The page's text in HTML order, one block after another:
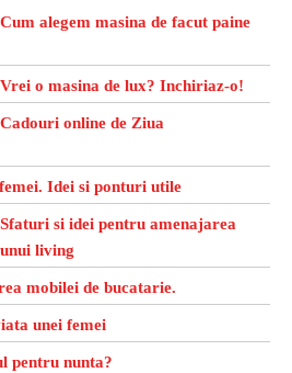
Cum alegem masina de facut paine
Vrei o masina de lux? Inchiriaz-o!
Cadouri online de Ziua
Idei si ponturi utile
Sfaturi si idei pentru amenajarea
unui living
mobilei de bucatarie.
unei femei
pentru nunta?